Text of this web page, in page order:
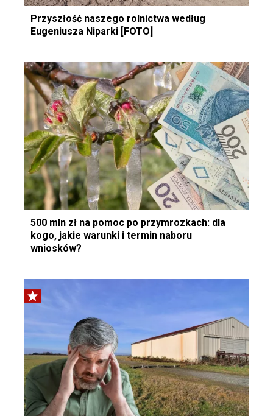
Przyszłość naszego rolnictwa według
Eugeniusza Niparki [FOTO]
500 mln zł na pomoc po przymrozkach: dla
kogo, jakie warunki i termin naboru
wniosków?